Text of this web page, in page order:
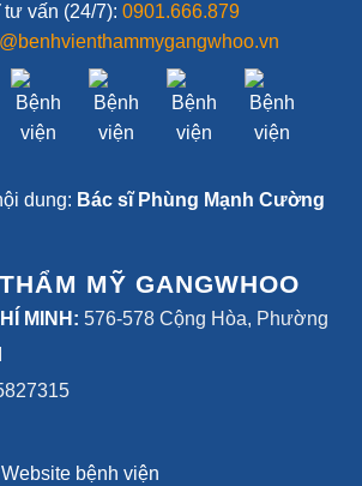
tư vấn (24/7): 0901.666.879
dung: Bác sĩ Phùng Mạnh Cường
MỸ GANGWHOO
MINH: 576-578 Cộng Hòa, Phường